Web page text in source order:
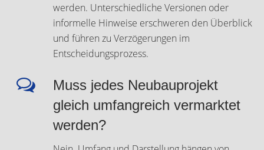
werden. Unterschiedliche Versionen oder
informelle Hinweise erschweren den Überblick
und führen zu Verzögerungen im
Entscheidungsprozess.
Muss jedes Neubauprojekt
gleich umfangreich vermarktet
werden?